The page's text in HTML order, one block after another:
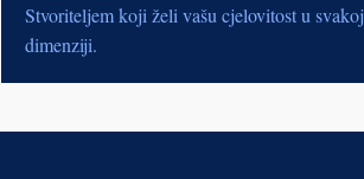
Stvoriteljem koji želi vašu cjelovitost u svakoj
dimenziji.